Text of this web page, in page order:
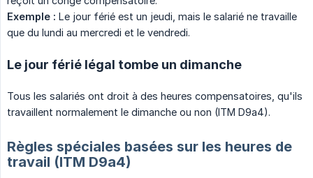
Exemple : Le jour férié est un jeudi, mais le salarié ne travaille
que du lundi au mercredi et le vendredi.
Le jour férié légal tombe un dimanche
Tous les salariés ont droit à des heures compensatoires, qu'ils
travaillent normalement le dimanche ou non (ITM D9a4).
Règles spéciales basées sur les heures de
travail (ITM D9a4)